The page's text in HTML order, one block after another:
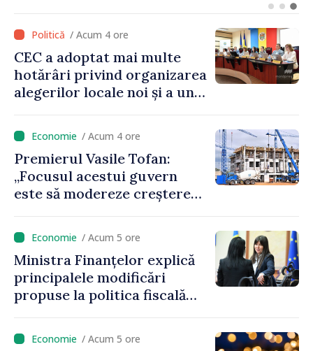
/ Acum 4 ore
CEC a adoptat mai multe
hotărâri privind organizarea
alegerilor locale noi și a unui
Delacău, raionul Anenii Noi
/ Acum 4 ore
Premierul Vasile Tofan:
„Focusul acestui guvern
este să modereze creșterea
/ Acum 5 ore
Ministra Finanțelor explică
principalele modificări
propuse la politica fiscală
venit
/ Acum 5 ore